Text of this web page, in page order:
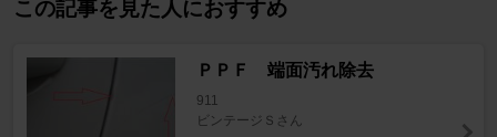
この記事を見た人におすすめ
ＰＰＦ 端面汚れ除去
911
ビンテージＳさん